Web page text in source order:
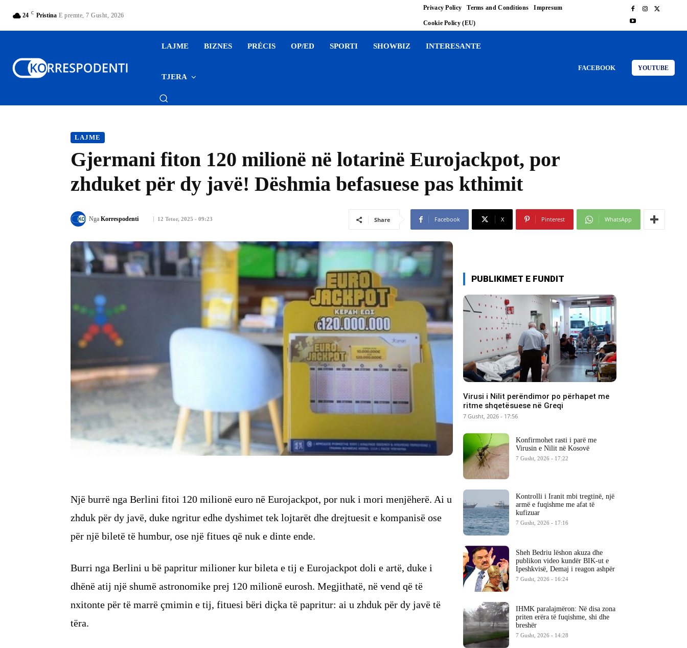
24 C Pristina E premte, 7 Gusht, 2026
Privacy Policy Terms and Conditions Impresum
Cookie Policy (EU)
LAJME BIZNES PRÉCIS OP/ED SPORTI SHOWBIZ INTERESANTE
TJERA
FACEBOOK YOUTUBE
LAJME
Gjermani fiton 120 milionë në lotarinë Eurojackpot, por
zhduket për dy javë! Dëshmia befasuese pas kthimit
12 Tetor, 2025 - 09:23
Nga Korrespodenti Share Facebook X Pinterest WhatsApp
Një burrë nga Berlini fitoi 120 milionë euro në Eurojackpot, por nuk i mori menjëherë. Ai u
zhduk për dy javë, duke ngritur edhe dyshimet tek lojtarët dhe drejtuesit e kompanisë ose
për një biletë të humbur, ose një fitues që nuk e dinte ende.
Burri nga Berlini u bë papritur milioner kur bileta e tij e Eurojackpot doli e artë, duke i
dhënë atij një shumë astronomike prej 120 milionë eurosh. Megjithatë, në vend që të
nxitonte për të marrë çmimin e tij, fituesi bëri diçka të papritur: ai u zhduk për dy javë të
tëra.
PUBLIKIMET E FUNDIT
Virusi i Nilit perëndimor po përhapet me
ritme shqetësuese në Greqi
7 Gusht, 2026 - 17:56
Konfirmohet rasti i parë me
Virusin e Nilit në Kosovë
7 Gusht, 2026 - 17:22
Kontrolli i Iranit mbi tregtinë, një
armë e fuqishme me afat të
kufizuar
7 Gusht, 2026 - 17:16
Sheh Bedriu lëshon akuza dhe
publikon video kundër BIK-ut e
Ipeshkvisë, Demaj i reagon ashpër
7 Gusht, 2026 - 16:24
IHMK paralajmëron: Në disa zona
priten erëra të fuqishme, shi dhe
breshër
7 Gusht, 2026 - 14:28